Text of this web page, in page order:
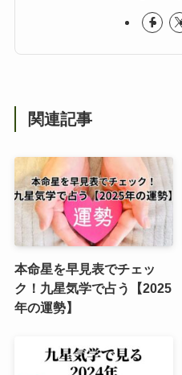
関連記事
本命星を早見表でチェッ
ク！九星気学で占う【2025
年の運勢】